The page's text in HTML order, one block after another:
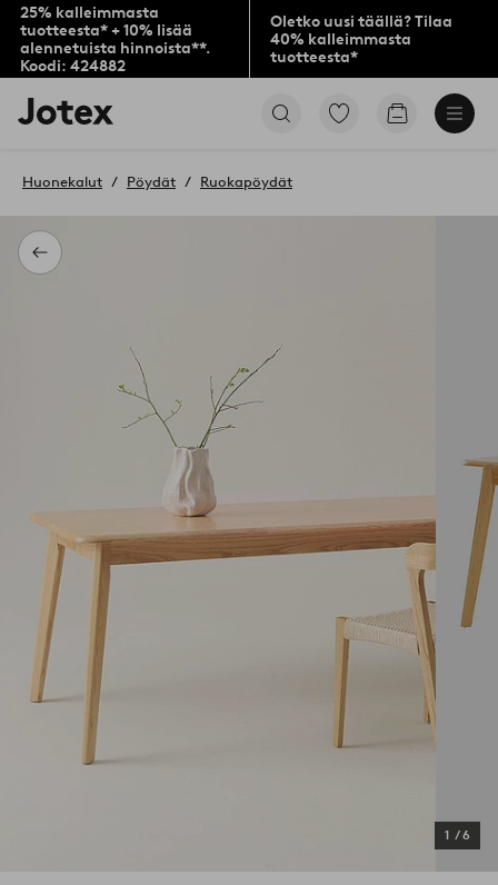
25% kalleimmasta
tuotteesta* + 10% lisää
alennetuista hinnoista**.
Koodi: 424882
Oletko uusi täällä? Tilaa
40% kalleimmasta
tuotteesta*
Jotex-
logo
aloitussivulle
Siirry
Siirry
Takaisin
Huonekalut Pöydät Ruokapöydät
1 /6